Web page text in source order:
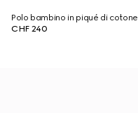
Polo bambino in piqué di cotone
CHF 240